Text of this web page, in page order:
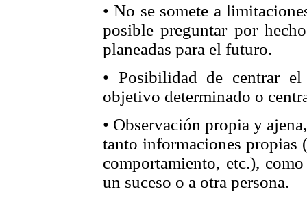
• No se somete a
posible preguntar por
planeadas para el futuro.
• Posibilidad de centrar
objetivo determinado o
• Observación propia y
tanto informaciones propias
comportamiento, etc.),
un suceso o a otra persona.